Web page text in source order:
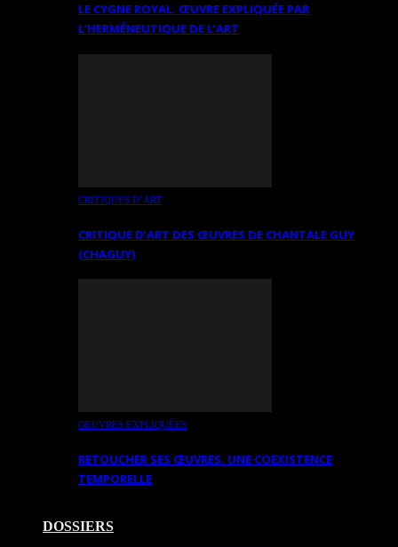
LE CYGNE ROYAL. ŒUVRE EXPLIQUÉE PAR
L’HERMÉNEUTIQUE DE L’ART
CRITIQUES D’ART
CRITIQUE D’ART DES ŒUVRES DE CHANTALE GUY
(CHAGUY)
OEUVRES EXPLIQUÉES
RETOUCHER SES ŒUVRES. UNE COEXISTENCE
TEMPORELLE
DOSSIERS